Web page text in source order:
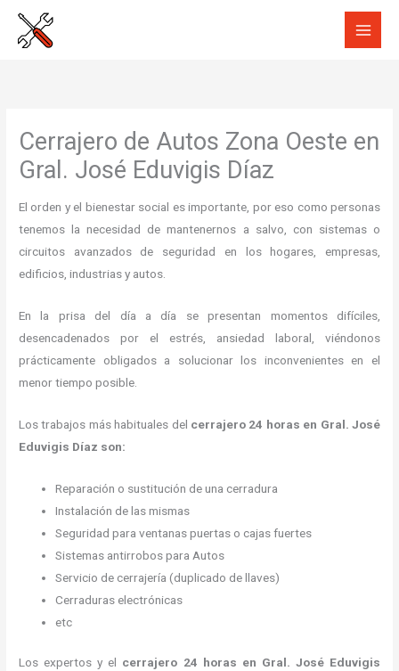
Cerrajero de Autos Zona Oeste en
Gral. José Eduvigis Díaz
El orden y el bienestar social es importante, por eso como personas
tenemos la necesidad de mantenernos a salvo, con sistemas o
circuitos avanzados de seguridad en los hogares, empresas,
edificios, industrias y autos.
En la prisa del día a día se presentan momentos difíciles,
desencadenados por el estrés, ansiedad laboral, viéndonos
prácticamente obligados a solucionar los inconvenientes en el
menor tiempo posible.
Los trabajos más habituales del cerrajero 24 horas en Gral. José
Eduvigis Díaz son:
Reparación o sustitución de una cerradura
Instalación de las mismas
Seguridad para ventanas puertas o cajas fuertes
Sistemas antirrobos para Autos
Servicio de cerrajería (duplicado de llaves)
Cerraduras electrónicas
etc
Los expertos y el cerrajero 24 horas en Gral. José Eduvigis